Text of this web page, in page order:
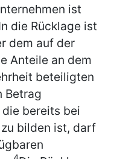
ist
die Rücklage ist
dem auf der
Anteile an dem
beteiligten
Betrag
die bereits bei
zu bilden ist, darf